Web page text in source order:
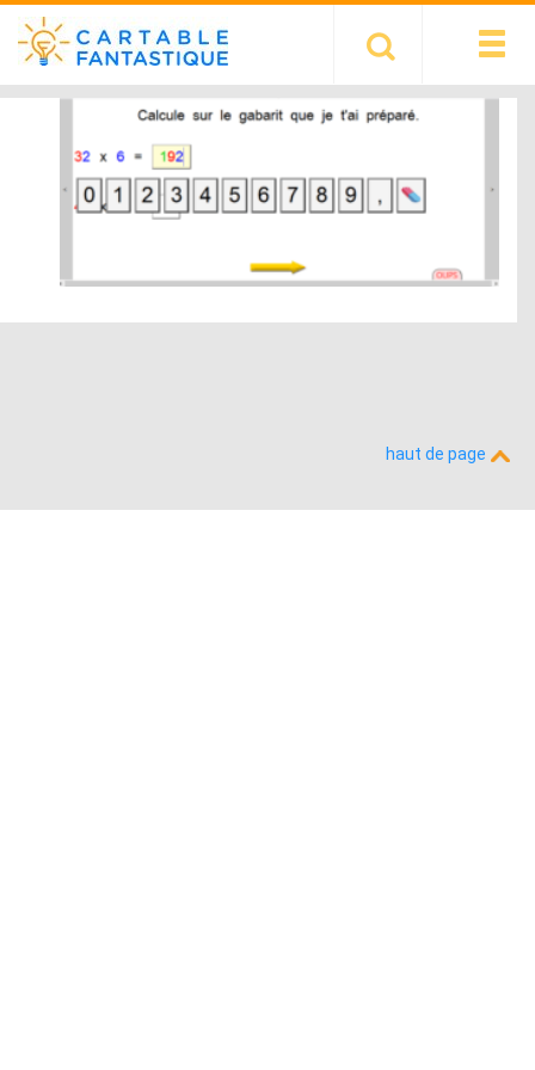
haut de page